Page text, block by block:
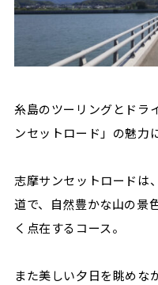
糸島のツーリングとドラ
ンセットロード」の魅力
志摩サンセットロードは
道で、自然豊かな山の景
く点在するコース。
また美しい夕日を眺めな